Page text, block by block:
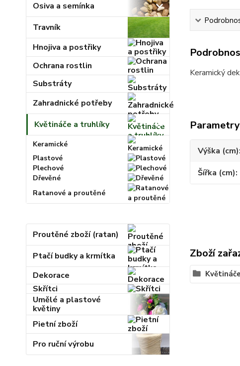
Osiva a semínka
Travník
Hnojiva a postřiky
Ochrana rostlin
Substráty
Zahradnické potřeby
Květináče a truhlíky
Keramické
Plastové
Plechové
Dřevěné
Ratanové a proutěné
Proutěné zboží (ratan)
Ptačí budky a krmítka
Dekorace
Skřítci
Umělé a plastové
květiny
Pietní zboží
Pro ruční výrobu
Keramický
Parametry
Výška (cm)
Šířka (cm)
Zboží